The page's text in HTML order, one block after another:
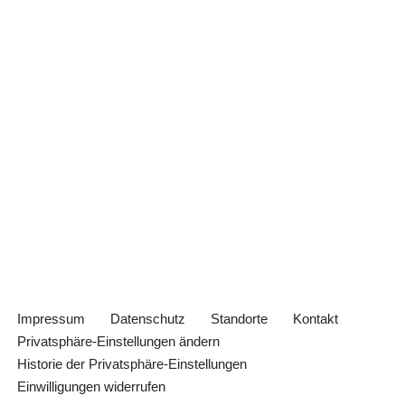
Impressum Datenschutz Standorte
Kontakt
Privatsphäre-Einstellungen ändern
Historie der Privatsphäre-Einstellungen
Einwilligungen widerrufen